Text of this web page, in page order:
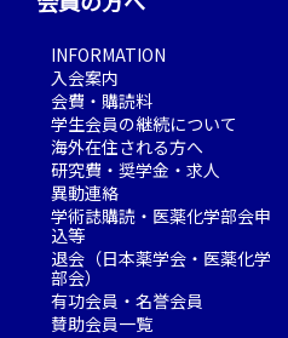
INFORMATION
入会案内
会費・購読料
学生会員の継続について
海外在住される方へ
研究費・奨学金・求人
異動連絡
学術誌購読・医薬化学部会申
込等
退会（日本薬学会・医薬化学
部会）
有功会員・名誉会員
賛助会員一覧